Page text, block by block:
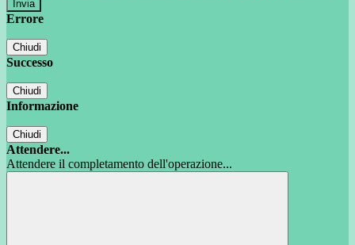
Errore
Chiudi
Successo
Chiudi
Informazione
Chiudi
Attendere...
Attendere il completamento dell'operazione...